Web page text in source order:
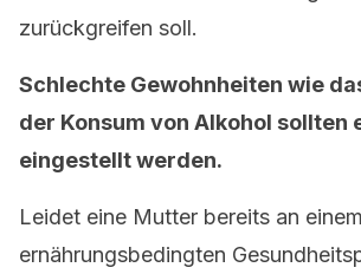
zurückgreifen soll.
Schlechte Gewohnheiten wie
der Konsum von Alkohol sollten
eingestellt werden.
Leidet eine Mutter bereits an einem
ernährungsbedingten